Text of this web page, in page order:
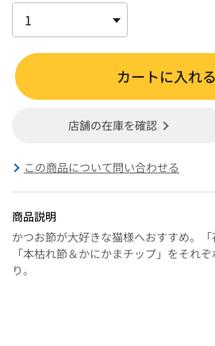
カートに入れる
店舗の在庫を確認
この商品について問い合わせる
商品説明
かつお節が大好きな猫様へおすすめ。
「本枯れ節＆かにかまチップ」をそれ
り。